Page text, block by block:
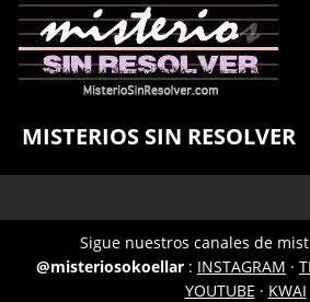
MISTERIOS SIN RESOLVER
Sigue nuestros canales de
@misteriosokoellar : INSTAGRAM ·
YOUTUBE · KWAI